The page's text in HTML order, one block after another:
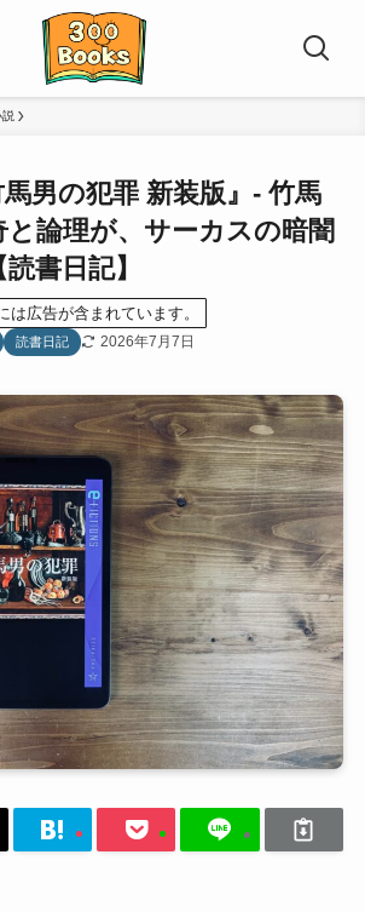
男の犯罪 新装版』- 竹馬
と論理が、サーカスの暗闇
書日記】
は広告が含まれています。
読書日記 2026年7月7日